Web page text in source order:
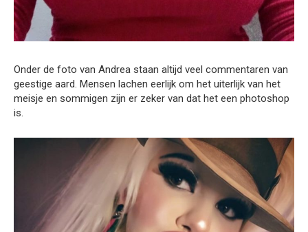
Onder de foto van Andrea staan altijd veel commentaren van
geestige aard. Mensen lachen eerlijk om het uiterlijk van het
meisje en sommigen zijn er zeker van dat het een photoshop
is.